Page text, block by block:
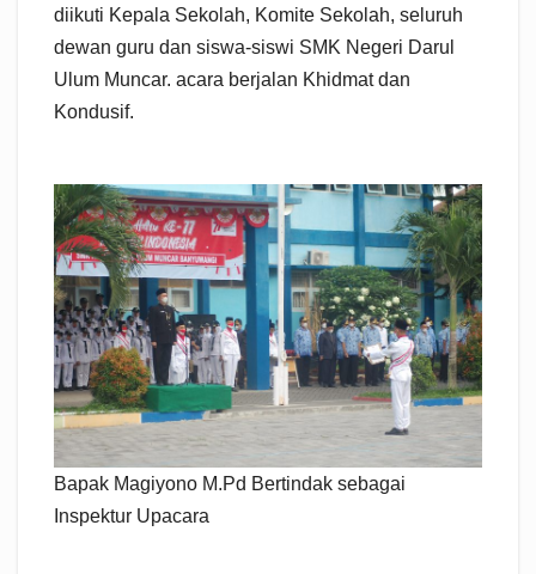
diikuti Kepala Sekolah, Komite Sekolah, seluruh
dewan guru dan siswa-siswi SMK Negeri Darul
Ulum Muncar. acara berjalan Khidmat dan
Kondusif.
Bapak Magiyono M.Pd Bertindak sebagai
Inspektur Upacara